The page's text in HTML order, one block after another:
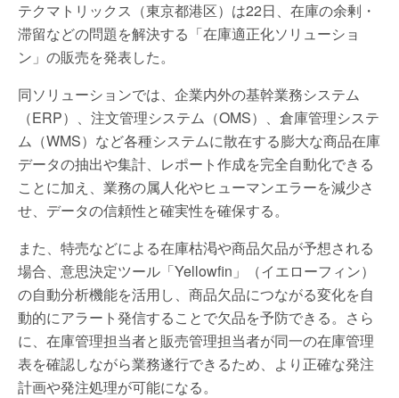
テクマトリックス（東京都港区）は22日、在庫の余剰・
滞留などの問題を解決する「在庫適正化ソリューショ
ン」の販売を発表した。
同ソリューションでは、企業内外の基幹業務システム
（ERP）、注文管理システム（OMS）、倉庫管理システ
ム（WMS）など各種システムに散在する膨大な商品在庫
データの抽出や集計、レポート作成を完全自動化できる
ことに加え、業務の属人化やヒューマンエラーを減少さ
せ、データの信頼性と確実性を確保する。
また、特売などによる在庫枯渇や商品欠品が予想される
場合、意思決定ツール「Yellowfin」（イエローフィン）
の自動分析機能を活用し、商品欠品につながる変化を自
動的にアラート発信することで欠品を予防できる。さら
に、在庫管理担当者と販売管理担当者が同一の在庫管理
表を確認しながら業務遂行できるため、より正確な発注
計画や発注処理が可能になる。